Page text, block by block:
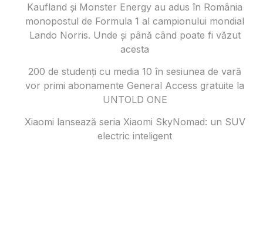
Kaufland și Monster Energy au adus în România
monopostul de Formula 1 al campionului mondial
Lando Norris. Unde și până când poate fi văzut
acesta
200 de studenți cu media 10 în sesiunea de vară
vor primi abonamente General Access gratuite la
UNTOLD ONE
Xiaomi lansează seria Xiaomi SkyNomad: un SUV
electric inteligent